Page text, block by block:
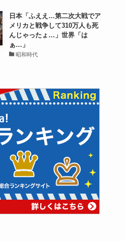
日本「ふええ…第二次大戦でア
メリカと戦争して310万人も死
んじゃったょ…」世界「は
ぁ…」
昭和時代